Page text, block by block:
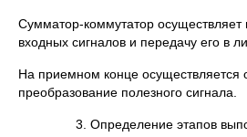
Сумматор-коммутатор осуществляет
входных сигналов и передачу его в
На приемном конце осуществляется
преобразование полезного сигнала.
3. Определение этапов